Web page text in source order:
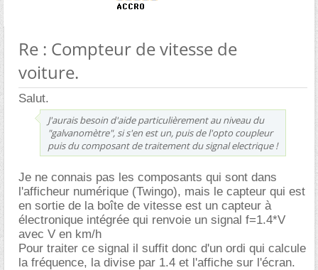
Re : Compteur de vitesse de
voiture.
Salut.
J'aurais besoin d'aide particulièrement au niveau du
"galvanomètre", si s'en est un, puis de l'opto coupleur
puis du composant de traitement du signal electrique !
Je ne connais pas les composants qui sont dans
l'afficheur numérique (Twingo), mais le capteur qui est
en sortie de la boîte de vitesse est un capteur à
électronique intégrée qui renvoie un signal f=1.4*V
avec V en km/h
Pour traiter ce signal il suffit donc d'un ordi qui calcule
la fréquence, la divise par 1.4 et l'affiche sur l'écran.